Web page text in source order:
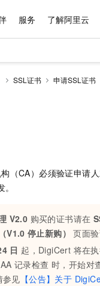
服务 了解阿里云
SSL证书 申请SSL证书
（CA）必须验证申请
V2.0 购买的证书请在
V1.0 停止新购） 页面验
日 起，DigiCert 将在
记录检查 时，开始
参见 【公告】关于
Deepseek-v4-pro
GLM-5.2
1M上下文，专为长程任务
人工智能平台 PAI 大模型
一站式AI开发、训练和推理
容器服务 Kubernetes 版
提供一站式管理容器应用的
Hermes Agent，打造自
自主进化，持久记忆，越用
安装技能 GStack，拥有专
AI 特惠
Token Plan 模型订阅计划
Qwen3.8-Max 首发尝鲜，
你的AI工作搭子，覆盖日常
万小智 AI 建站低至 15元/月
送.CN域名，送备案服务码
Night Plan 支持 Qwen
价格计算器
自助选配和估算价格
数据与 API
OCR 文字识别
天气预报查询
快递物流查询
企业应用
成为产品伙伴
企业增值服务
企业成长
创新中心
最佳实践
看见新力量
客户案例